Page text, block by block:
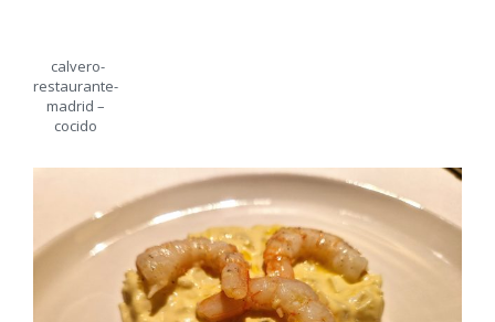
calvero-
restaurante-
madrid –
cocido